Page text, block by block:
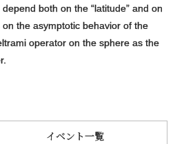
both on the “latitude” and on
on the asymptotic behavior of the
operator on the sphere as the
イベント一覧